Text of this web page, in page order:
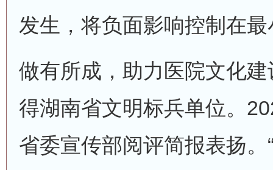
发生，将负面影响控制在
做有所成，助力医院文化
得湖南省文明标兵单位。
省委宣传部阅评简报表扬